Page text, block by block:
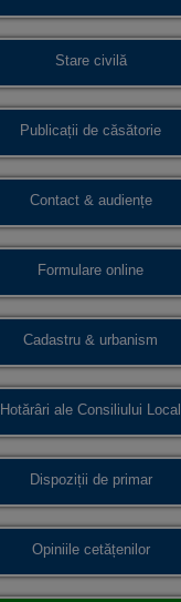
Stare civilă
Publicații de căsătorie
Contact & audiențe
Formulare online
Cadastru & urbanism
Hotărâri ale Consiliului Local
Dispoziții de primar
Opiniile cetățenilor